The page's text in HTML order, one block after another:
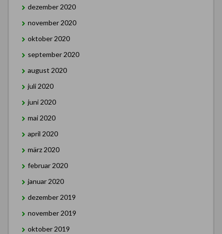
dezember 2020
november 2020
oktober 2020
september 2020
august 2020
juli 2020
juni 2020
mai 2020
april 2020
märz 2020
februar 2020
januar 2020
dezember 2019
november 2019
oktober 2019